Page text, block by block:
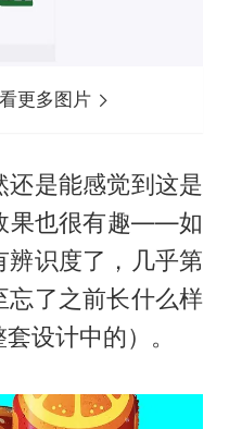
更多图片
是能感觉到这是
果也很有趣——如
辨识度了，几乎第
忘了之前长什么样
设计中的）。